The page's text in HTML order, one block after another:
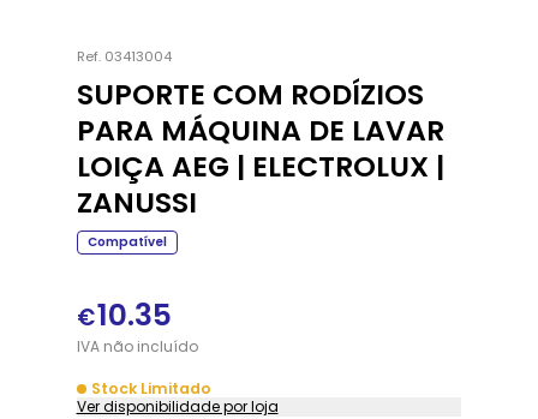
Ref. 03413004
SUPORTE COM RODÍZIOS
PARA MÁQUINA DE LAVAR
LOIÇA AEG | ELECTROLUX |
ZANUSSI
Compatível
€10.35
IVAnãoincluído
Stock Limitado
Ver disponibilidade por loja